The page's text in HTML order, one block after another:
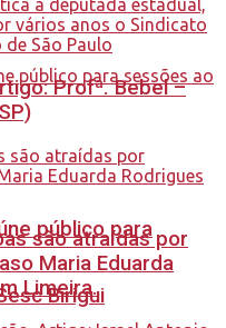
público para
Birigui
Profª. Bebel –
são atraídas por
Maria Eduarda
Limeira.